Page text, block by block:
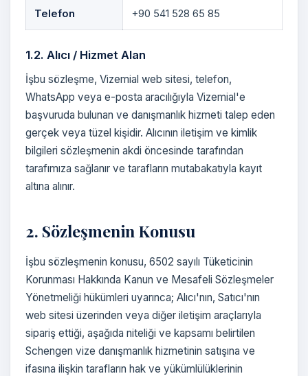
Telefon +90 541 528 65 85
1.2. Alıcı / Hizmet Alan
İşbu sözleşme, Vizemial web sitesi, telefon,
WhatsApp veya e-posta aracılığıyla Vizemial'e
başvuruda bulunan ve danışmanlık hizmeti talep eden
gerçek veya tüzel kişidir. Alıcının iletişim ve kimlik
bilgileri sözleşmenin akdi öncesinde tarafından
tarafımıza sağlanır ve tarafların mutabakatıyla kayıt
altına alınır.
2. Sözleşmenin Konusu
İşbu sözleşmenin konusu, 6502 sayılı Tüketicinin
Korunması Hakkında Kanun ve Mesafeli Sözleşmeler
Yönetmeliği hükümleri uyarınca; Alıcı'nın, Satıcı'nın
web sitesi üzerinden veya diğer iletişim araçlarıyla
sipariş ettiği, aşağıda niteliği ve kapsamı belirtilen
Schengen vize danışmanlık hizmetinin satışına ve
ifasına ilişkin tarafların hak ve yükümlülüklerinin